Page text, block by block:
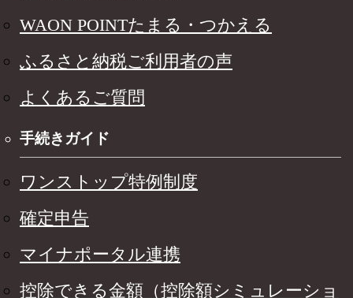
WAON POINTたまる・つかえる
ふるさと納税ご利用者の声
よくあるご質問
手続きガイド
ワンストップ特例制度
確定申告
マイナポータル連携
控除できる金額（控除額シミュレーショ